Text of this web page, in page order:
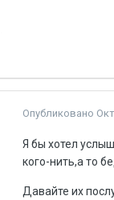
Опубликовано
Я бы хотел
кого-нить,а то
Давайте их